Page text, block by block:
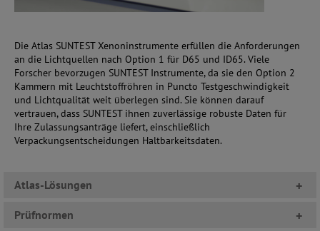
Die Atlas SUNTEST Xenoninstrumente erfüllen die Anforderungen
an die Lichtquellen nach Option 1 für D65 und ID65. Viele
Forscher bevorzugen SUNTEST Instrumente, da sie den Option 2
Kammern mit Leuchtstoffröhren in Puncto Testgeschwindigkeit
und Lichtqualität weit überlegen sind. Sie können darauf
vertrauen, dass SUNTEST ihnen zuverlässige robuste Daten für
Ihre Zulassungsanträge liefert, einschließlich
Verpackungsentscheidungen Haltbarkeitsdaten.
Atlas-Lösungen +
Prüfnormen +